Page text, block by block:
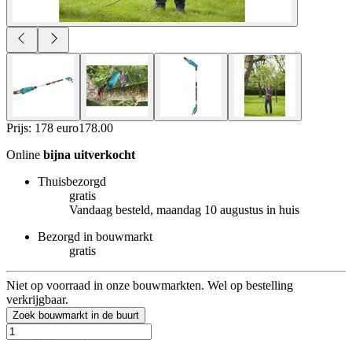
Prijs: 178 euro178.00
Online bijna uitverkocht
Thuisbezorgd
gratis
Vandaag besteld, maandag 10 augustus in huis
Bezorgd in bouwmarkt
gratis
Niet op voorraad in onze bouwmarkten. Wel op bestelling
verkrijgbaar.
Zoek bouwmarkt in de buurt